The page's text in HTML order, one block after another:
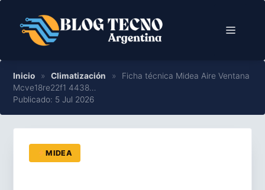
contenido
Menú
Inicio » Climatización »
Ficha técnica Midea Aire Ventana
Mcve18re22f1 4438…
Publicado: 5 Jul 2026
MIDEA